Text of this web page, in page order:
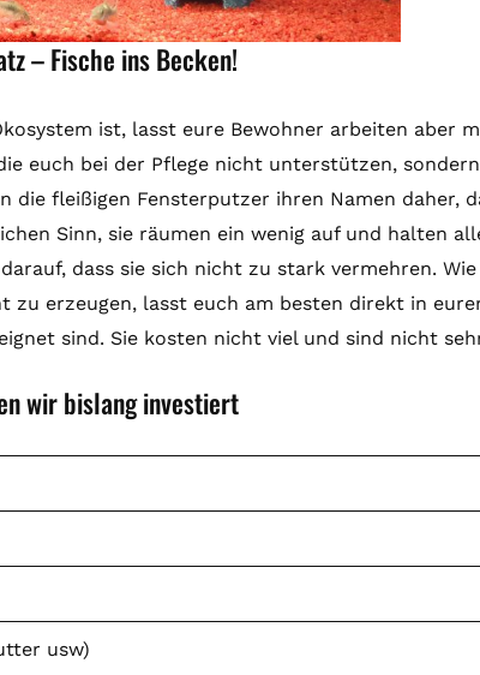
– Fische ins Becken!
ist, lasst eure Bewohner arbeiten aber
euch bei der Pflege nicht unterstützen, sondern
die fleißigen Fensterputzer ihren Namen daher,
Sinn, sie räumen ein wenig auf und halten
dass sie sich nicht zu stark vermehren.
zu erzeugen, lasst euch am besten direkt in
sind. Sie kosten nicht viel und sind nicht
wir bislang investiert
usw)